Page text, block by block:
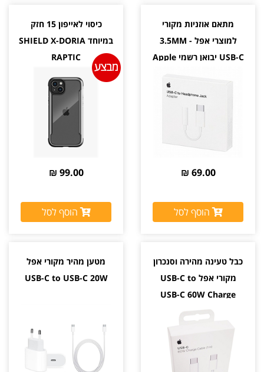
מתאם אוזניות מקורי
למוצרי אפל 3.5MM -
USB-C יבואן רשמי Apple
69.00 ₪
הוסף לסל
כיסוי לאייפון 15 חזק
במיוחד SHIELD X-DORIA
RAPTIC
99.00 ₪
הוסף לסל
כבל טעינה מהירה וסנכרון
מקורי אפל USB-C to
USB-C 60W Charge
מטען מהיר מקורי אפל
USB-C to USB-C 20W